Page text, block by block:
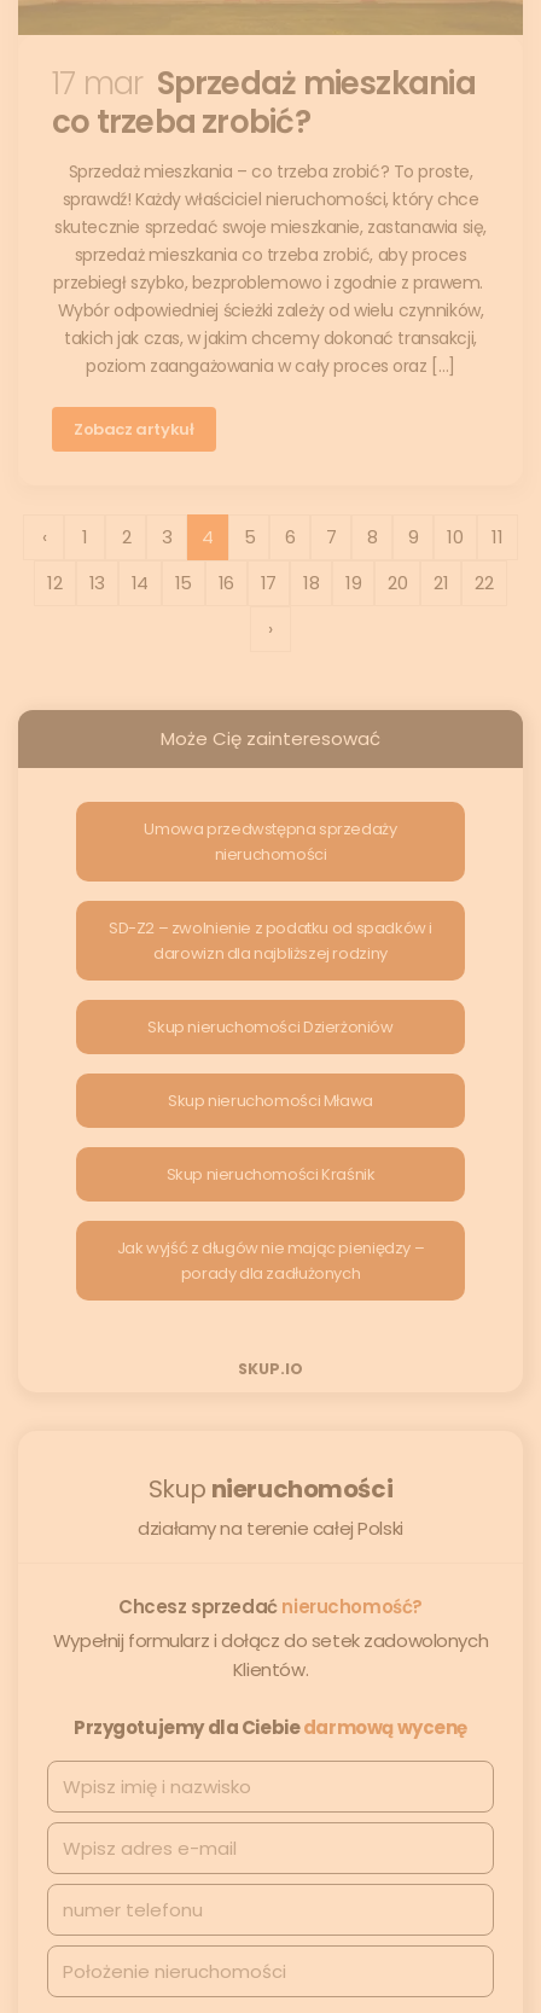
17 mar Sprzedaż mieszkania
co trzeba zrobić?
Sprzedaż mieszkania – co trzeba zrobić? To proste,
sprawdź! Każdy właściciel nieruchomości, który chce
skutecznie sprzedać swoje mieszkanie, zastanawia się,
sprzedaż mieszkania co trzeba zrobić, aby proces
przebiegł szybko, bezproblemowo i zgodnie z prawem.
Wybór odpowiedniej ścieżki zależy od wielu czynników,
takich jak czas, w jakim chcemy dokonać transakcji,
poziom zaangażowania w cały proces oraz […]
Zobacz artykuł
‹ 1 2 3 4 5 6 7 8 9 10
11
12
13 14 15 16 17 18 19 20 21
22
›
Może Cię zainteresować
Umowa przedwstępna sprzedaży
nieruchomości
SD-Z2 – zwolnienie z podatku od spadków i
darowizn dla najbliższej rodziny
Skup nieruchomości Dzierżoniów
Skup nieruchomości Mława
Skup nieruchomości Kraśnik
Jak wyjść z długów nie mając pieniędzy –
porady dla zadłużonych
SKUP.IO
Skup nieruchomości
działamy na terenie całej Polski
Chcesz sprzedaćnieruchomość?
Wypełnij formularz i dołącz do setek zadowolonych
Klientów.
Przygotujemy dla Ciebiedarmową wycenę